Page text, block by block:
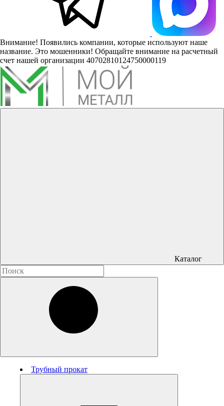
Внимание! Появились компании, которые используют наше
название. Это мошенники! Обращайте внимание на расчетный
счет нашей организации 40702810124750000119
Каталог
Трубный прокат